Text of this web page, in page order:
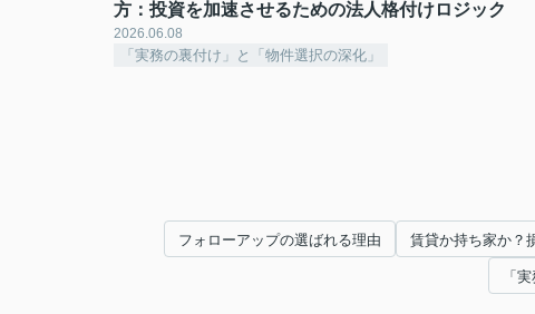
方：投資を加速させるための法人格付けロジック
2026.06.08
「実務の裏付け」と「物件選択の深化」
フォローアップの選ばれる理由 賃貸か持ち家か？
「